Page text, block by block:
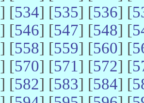
] [534] [535] [536] [
] [546] [547] [548] [
] [558] [559] [560] [
] [570] [571] [572] [
] [582] [583] [584] [